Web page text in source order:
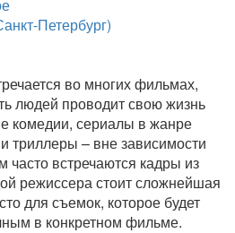
Петербург)
во многих фильмах,
людей проводит свою жизнь
комедии, сериалы в жанре
триллеры – вне зависимости
встречаются кадры из
режиссера стоит сложнейшая
для съемок, которое будет
в конкретном фильме.